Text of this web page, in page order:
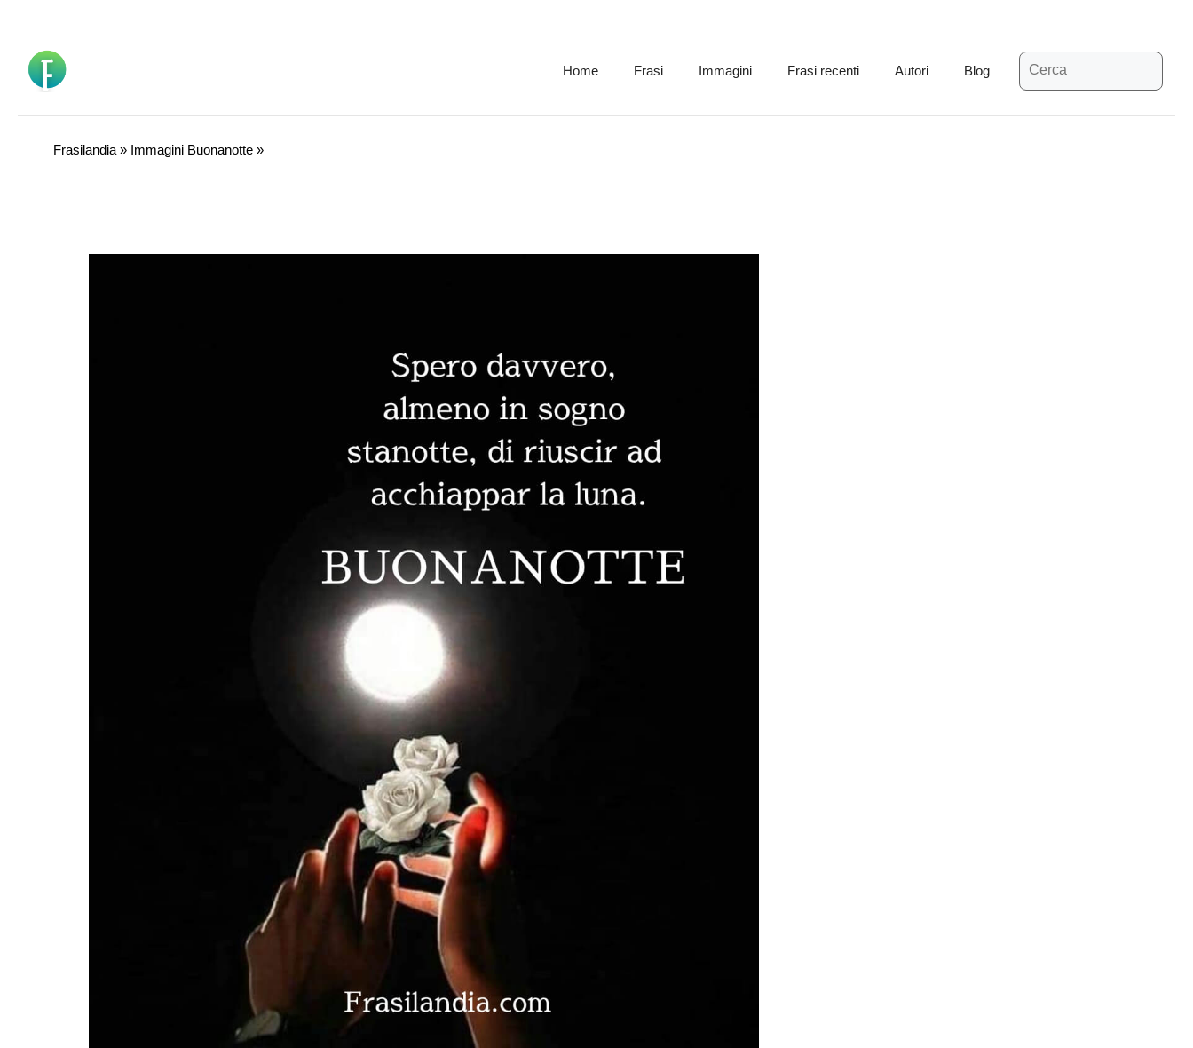
contenuto
Home Frasi Immagini Frasi recenti Autori Blog
Ricerca
per:
Frasilandia » Immagini Buonanotte »